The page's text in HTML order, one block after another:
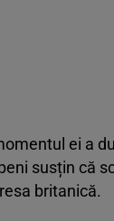
ei a
susțin că
britanică.